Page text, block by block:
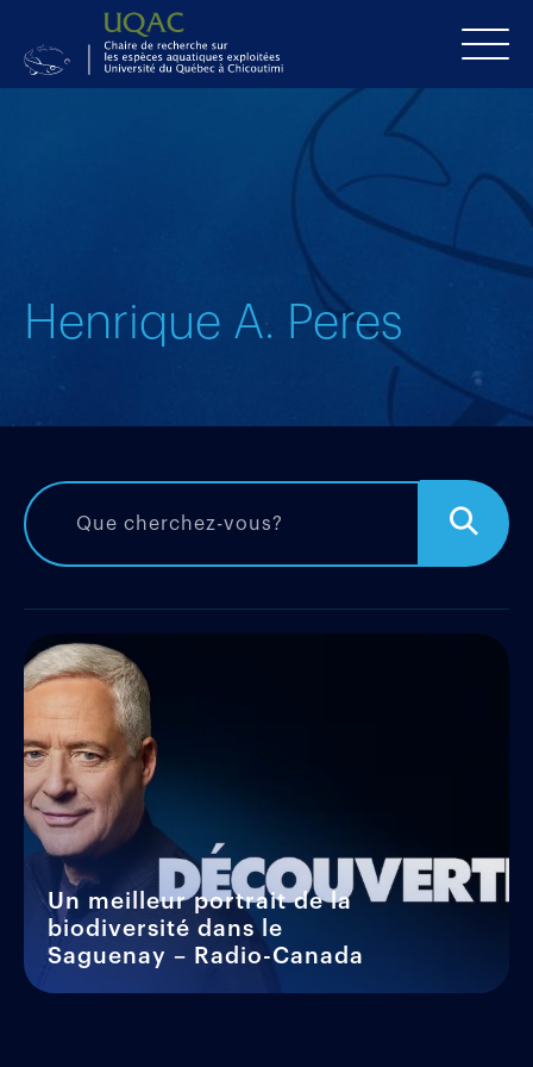
Henrique A. Peres
Un meilleur portrait de la
biodiversité dans le
Saguenay – Radio-Canada